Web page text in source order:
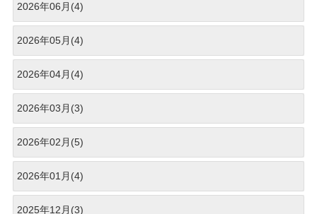
2026年06月(4)
2026年05月(4)
2026年04月(4)
2026年03月(3)
2026年02月(5)
2026年01月(4)
2025年12月(3)